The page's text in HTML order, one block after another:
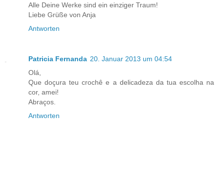
Alle Deine Werke sind ein einziger Traum!
Liebe Grüße von Anja
Antworten
Patricia Fernanda 20. Januar 2013 um 04:54
Olá,
Que doçura teu crochê e a delicadeza da tua escolha na
cor, amei!
Abraços.
Antworten